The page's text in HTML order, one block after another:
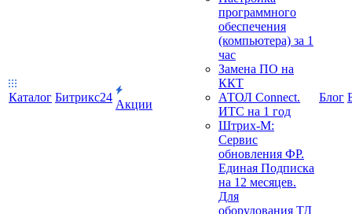
Каталог Битрикс24
Акции
программного
обеспечения
(компьютера) за 1
час
Замена ПО на
ККТ
АТОЛ Connect.
ИТС на 1 год
Штрих-М:
Сервис
обновления ФР.
Единая Подписка
на 12 месяцев.
Для
оборудования ТД
Блог